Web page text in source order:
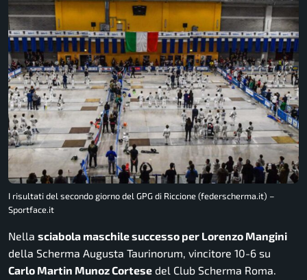
I risultati del secondo giorno del GPG di Riccione (federscherma.it) –
Sportface.it
Nella sciabola maschile successo per Lorenzo Mangini
della Scherma Augusta Taurinorum, vincitore 10-6 su
Carlo Martin Munoz Cortese del Club Scherma Roma.